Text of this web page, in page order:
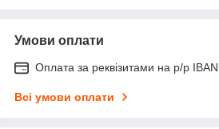
Умови оплати
Оплата за реквізитами на р/р IBAN
Всі умови оплати